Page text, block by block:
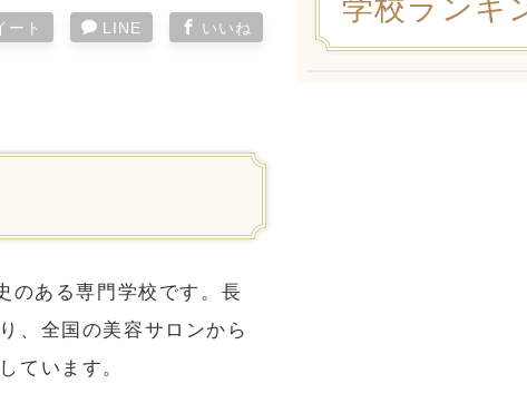
ート LINE いいね
のある専門学校です。長
、全国の美容サロンから
ています。
学校ランキ